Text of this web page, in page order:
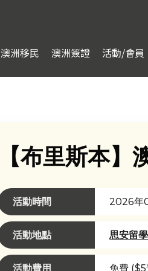
澳洲移民 澳洲簽證 活動/會員
【布里斯本】
活動時間 2026年
活動地點 思安留
活動費用 免費 ($5